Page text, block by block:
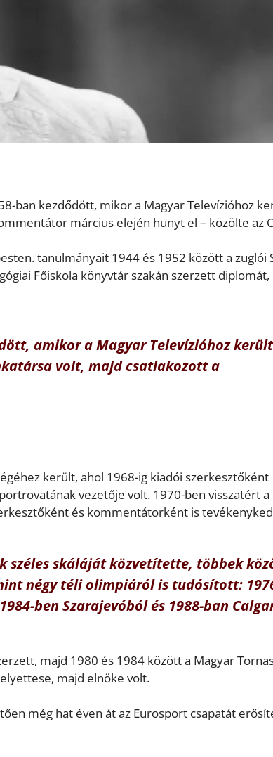
ban kezdődött, mikor a Magyar Televízióhoz
március elején hunyt el – közölte az
tanulmányait 1944 és 1952 között a zuglói
Főiskola könyvtár szakán szerzett diplomát,
amikor a Magyar Televízióhoz
volt, majd csatlakozott a
került, ahol 1968-ig kiadói szerkesztőként
vezetője volt. 1970-ben visszatért a
és kommentátorként is
széles skáláját közvetítette, többek
négy téli olimpiáról is tudósított:
ben Szarajevóból és 1988-ban
majd 1980 és 1984 között a Magyar
majd elnöke volt.
még hat éven át az Eurosport csapatát